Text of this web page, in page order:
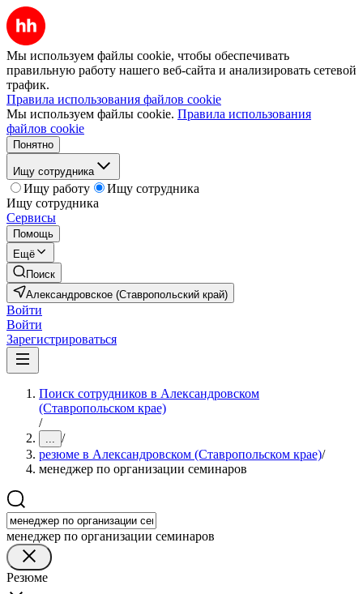
Мы используем файлы cookie, чтобы обеспечивать
правильную работу нашего веб-сайта и анализировать сетевой
трафик.
Правила использования файлов cookie
Мы используем файлы cookie. Правила использования
файлов cookie
Понятно
Ищу сотрудника
Ищу работу
Ищу сотрудника
Ищу сотрудника
Сервисы
Помощь
Ещё
Поиск
Александровское (Ставропольский край)
Войти
Войти
Зарегистрироваться
Поиск сотрудников в Александровском
(Ставропольском крае)
/
... /
резюме в Александровском (Ставропольском крае)/
менеджер по организации семинаров
менеджер по организации семинаров
Резюме